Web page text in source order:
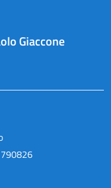
Giaccone